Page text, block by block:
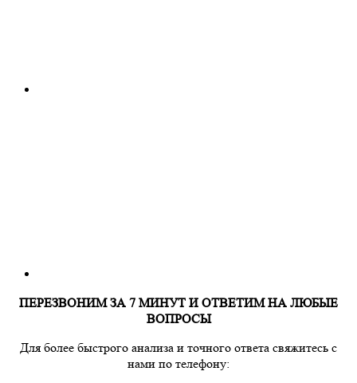
ПЕРЕЗВОНИМ ЗА 7 МИНУТ И ОТВЕТИМ НА ЛЮБЫЕ
ВОПРОСЫ
Для более быстрого анализа и точного ответа свяжитесь с
нами по телефону: